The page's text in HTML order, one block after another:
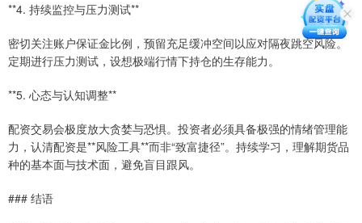
**4. 持续监控与压力测试**
密切关注账户保证金比例，预留充足缓冲空间以应对隔夜跳空风险。
定期进行压力测试，设想极端行情下持仓的生存能力。
**5. 心态与认知调整**
配资交易会极度放大贪婪与恐惧。投资者必须具备极强的情绪管理能
力，认清配资是**风险工具**而非“致富捷径”。持续学习，理解期货品
种的基本面与技术面，避免盲目跟风。
### 结语